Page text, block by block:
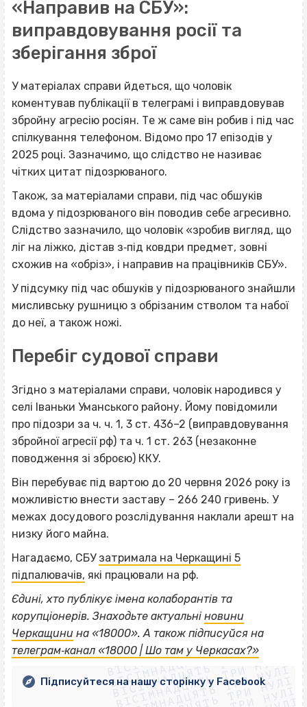
«Направив на СБУ»:
виправдовування росії та
зберігання зброї
У матеріалах справи йдеться, що чоловік
коментував публікації в телеграмі і виправдовував
збройну агресію росіян. Те ж саме він робив і під час
спілкування телефоном. Відомо про 17 епізодів у
2025 році. Зазначимо, що слідство не називає
чітких цитат підозрюваного.
Також, за матеріалами справи, під час обшуків
вдома у підозрюваного він поводив себе агресивно.
Слідство зазначило, що чоловік «зробив вигляд, що
ліг на ліжко, дістав з‐під ковдри предмет, зовні
схожив на «обріз», і направив на працівників СБУ».
У підсумку під час обшуків у підозрюваного знайшли
мисливську рушницю з обрізаним стволом та набої
до неї, а також ножі.
Перебіг судової справи
Згідно з матеріалами справи, чоловік народився у
селі Іваньки Уманського району. Йому повідомили
про підозри за ч. ч. 1, 3 ст. 436–2 (виправдовування
збройної агресії рф) та ч. 1 ст. 263 (незаконне
поводження зі зброєю) ККУ.
Він перебуває під вартою до 20 червня 2026 року із
можливістю внести заставу – 266 240 гривень. У
межах досудового розслідування наклали арешт на
низку його майна.
Нагадаємо, СБУ затримала на Черкащині 5
підпалювачів, які працювали на рф.
Єдині, хто публікує імена колаборантів та
корупціонерів. Знаходьте актуальні новини
Черкащини на «18000». А також підписуйся на
телеграм‐канал «18000 | Шо там у Черкасах?»
ВІСІМНАДЦЯТЬ ТРИ НУЛІ
ВІСІМНАДЦЯТЬ ТРИ НУЛІ
ВІСІМНАДЦЯТЬ ТРИ НУЛІ
ВІСІМНАДЦЯТЬ ТРИ НУЛІ
ВІСІМНАДЦЯТЬ ТРИ НУЛІ
Підписуйтеся на нашу сторінку у Facebook